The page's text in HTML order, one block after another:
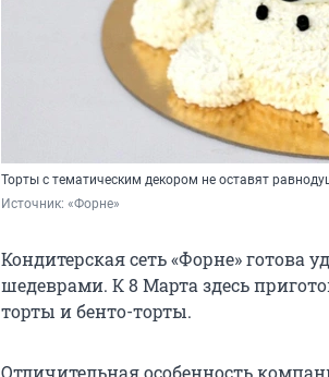
Торты с тематическим декором не оставят
Источник: «Форне»
Кондитерская сеть «Форне»
шедеврами. К8 Марта здесь
торты и бенто-торты.
Отличительная особенность